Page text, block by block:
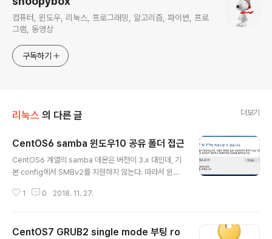
컴퓨터, 윈도우, 리눅스, 프로그래밍, 알고리즘, 파이썬, 프로
그램, 동영상
구독하기
리눅스 의 다른 글 더보기
CentOS6 samba 윈도우10 공유 폴더 접근
CentOS6 계열의 samba 데몬은 버전이 3.x 대인데, 기
본 config에서 SMBv2를 지원하지 않는다. 따라서 윈도
는 않았지만 아마도 "SMB 1.0/CIFS 클라이언트" 기능을
용하지 않을 것을 권장한다. 이 문제를 해결하려면 samba
1 0 2018. 11. 27.
CentOS7 GRUB2 single mode 부팅 ro